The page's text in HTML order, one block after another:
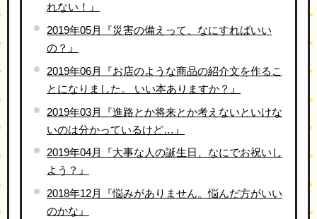
れない！』
2019年05月『災害の備えって、なにすればいい
の？』
2019年06月『お店のような商品の紹介文を作るこ
とになりました。 いい本ありますか？』
2019年03月『進路とか将来とか考えないといけな
いのは分かっているけど…』
2019年04月『大事な人の誕生日、なにでお祝いし
よう？』
2018年12月『悩みがありません。悩んだ方がいい
のかな』